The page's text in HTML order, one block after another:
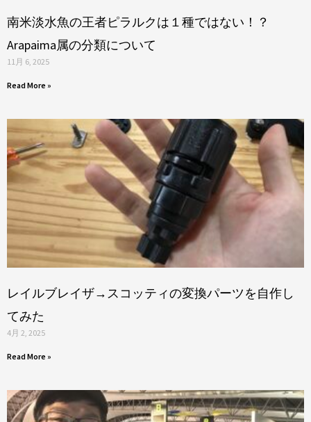
南米淡水魚の王者ピラルクは１種ではない！？
Arapaima属の分類について
11月 6, 2025
Read More »
レイルブレイザ→スコッティの変換パーツを自作し
てみた
4月 2, 2025
Read More »